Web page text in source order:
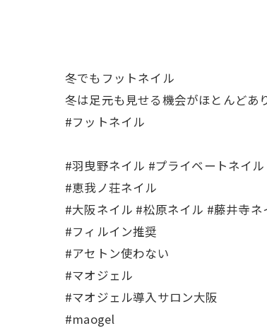
冬でもフットネイル
冬は足元も見せる機会がほとんどあ
#フットネイル
#羽曳野ネイル #プライベートネイ
#恵我ノ荘ネイル
#大阪ネイル #松原ネイル #藤井寺
#フィルイン推奨
#アセトン使わない
#マオジェル
#マオジェル導入サロン大阪
#maogel